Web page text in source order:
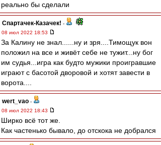
реально бы сделали
Спартачек-Казачек! -
08 июл 2022 18:53
За Калину не знал......ну и зря....Тимощук вон
положил на все и живёт себе не тужит...ну бог
им судья...игра как будто мужики проигравшие
играют с басотой дворовой и хотят завести в
ворота....
wert_vao -
08 июл 2022 18:43
Ширко всё тот же.
Как частенько бывало, до отскока не добрался